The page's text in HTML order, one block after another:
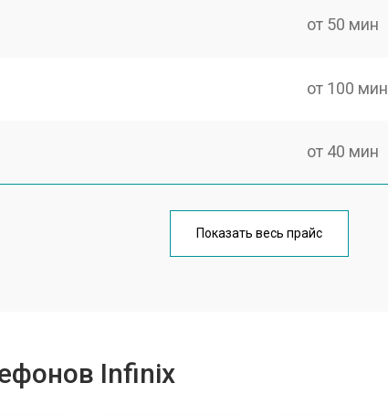
от 50 мин
от 100 мин
от 40 мин
от 70 мин
Показать весь прайс
Infinix